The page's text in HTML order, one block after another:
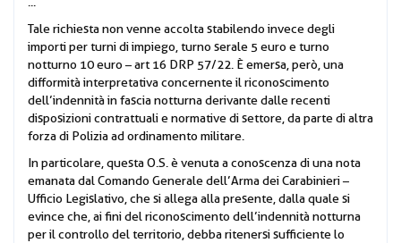
Tale richiesta non venne accolta stabilendo invece degli
importi per turni di impiego, turno serale 5 euro e turno
notturno 10 euro – art 16 DRP 57/22. È emersa, però, una
difformità interpretativa concernente il riconoscimento
dell’indennità in fascia notturna derivante dalle recenti
disposizioni contrattuali e normative di settore, da parte di altra
forza di Polizia ad ordinamento militare.
In particolare, questa O.S. è venuta a conoscenza di una nota
emanata dal Comando Generale dell’Arma dei Carabinieri –
Ufficio Legislativo, che si allega alla presente, dalla quale si
evince che, ai fini del riconoscimento dell’indennità notturna
per il controllo del territorio, debba ritenersi sufficiente lo